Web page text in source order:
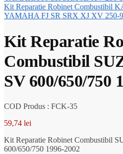
Kit Reparatie Robinet Combustibil
YAMAHA FJ SR SRX XJ XV 250-
Kit Reparatie
Combustibil
SV 600/650/750
COD Produs : FCK-35
59,74 lei
Kit Reparatie Robinet Combustibil
600/650/750 1996-2002